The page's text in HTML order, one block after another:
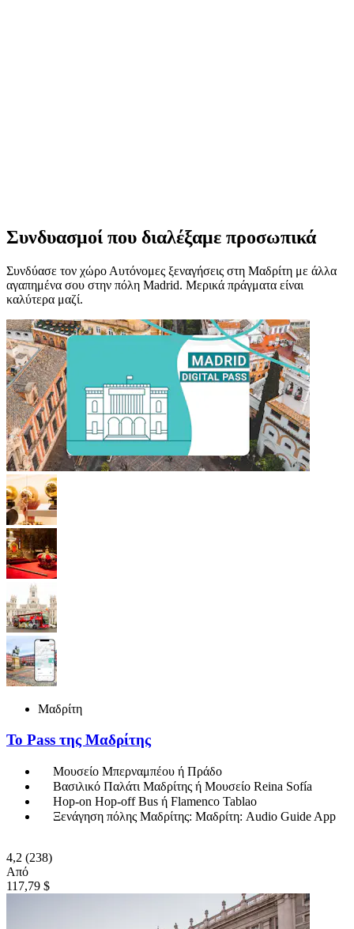
Συνδυασμοί που διαλέξαμε προσωπικά
Συνδύασε τον χώρο Αυτόνομες ξεναγήσεις στη Μαδρίτη με άλλα
αγαπημένα σου στην πόλη Madrid. Μερικά πράγματα είναι
καλύτερα μαζί.
Μαδρίτη
Το Pass της Μαδρίτης
Μουσείο Μπερναμπέου ή Πράδο
Βασιλικό Παλάτι Μαδρίτης ή Μουσείο Reina Sofía
Hop-on Hop-off Bus ή Flamenco Tablao
Ξενάγηση πόλης Μαδρίτης: Μαδρίτη: Audio Guide App
4,2 (238)
Από
117,79 $